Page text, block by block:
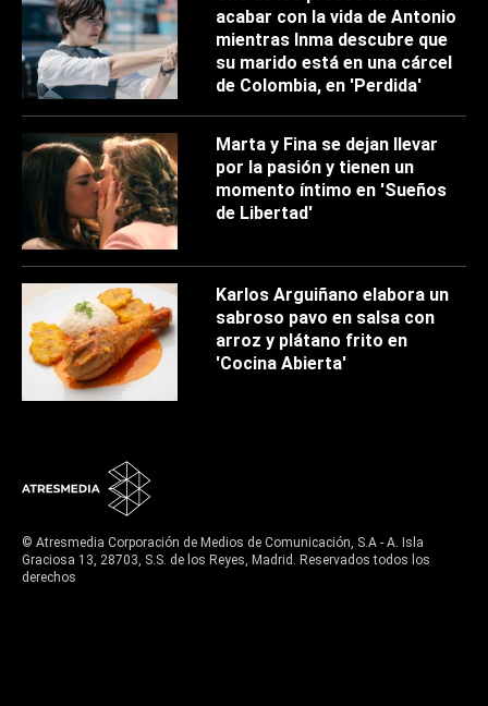
acabar con la vida de Antonio
mientras Inma descubre que
su marido está en una cárcel
de Colombia, en 'Perdida'
Marta y Fina se dejan llevar
por la pasión y tienen un
momento íntimo en 'Sueños
de Libertad'
Karlos Arguiñano elabora un
sabroso pavo en salsa con
arroz y plátano frito en
'Cocina Abierta'
© Atresmedia Corporación de Medios de Comunicación, S.A - A. Isla
Graciosa 13, 28703, S.S. de los Reyes, Madrid. Reservados todos los
derechos